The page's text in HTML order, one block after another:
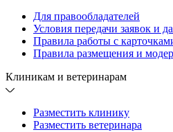
Для правообладателей
Условия передачи заявок и
Правила работы с
Правила размещения и
Клиникам и ветеринарам
Разместить клинику
Разместить ветеринара